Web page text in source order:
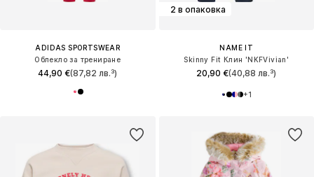
ADIDAS SPORTSWEAR
Облекло за трениране
44,90 €(87,82 лв.³)
2 в опаковка
NAME IT
Skinny Fit Клин 'NKFVivian'
20,90 €(40,88 лв.³)
+1